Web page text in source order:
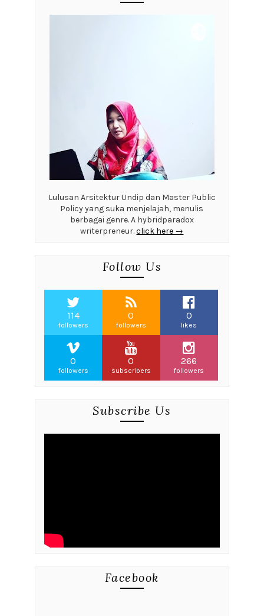
Lulusan Arsitektur Undip dan Master Public
Policy yang suka menjelajah, menulis
berbagai genre. A hybridparadox
writerpreneur.click here →
Follow Us
114
followers
0
followers
0
likes
0
followers
0
subscribers
266
followers
Subscribe Us
Facebook